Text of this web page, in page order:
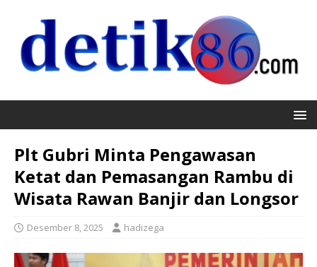
Plt Gubri Minta Pengawasan
Ketat dan Pemasangan Rambu di
Wisata Rawan Banjir dan Longsor
Desember 8, 2025 hadizega